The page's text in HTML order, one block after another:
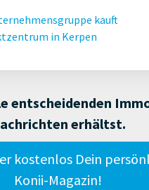
kauft
in Kerpen
entscheidenden
erhältst.
kostenlos Dein
Konii-Magazin!